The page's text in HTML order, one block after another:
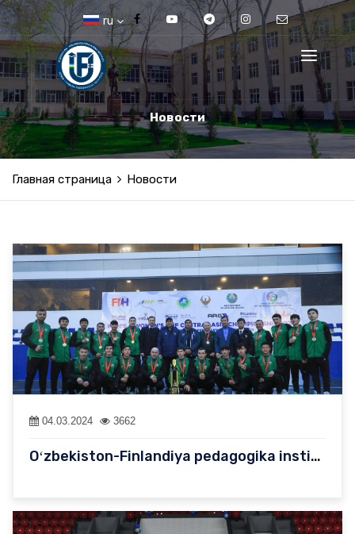
ru
Новости
Главная страница Новости
04.03.2024 3662
Oʻzbekiston-Finlandiya pedagogika instituti talabalari chim usti…